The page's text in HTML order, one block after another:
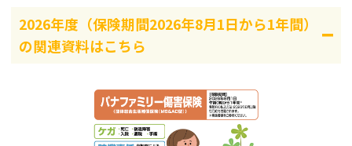
2026年度（保険期間2026年8月1日から1年間）
の関連資料はこちら